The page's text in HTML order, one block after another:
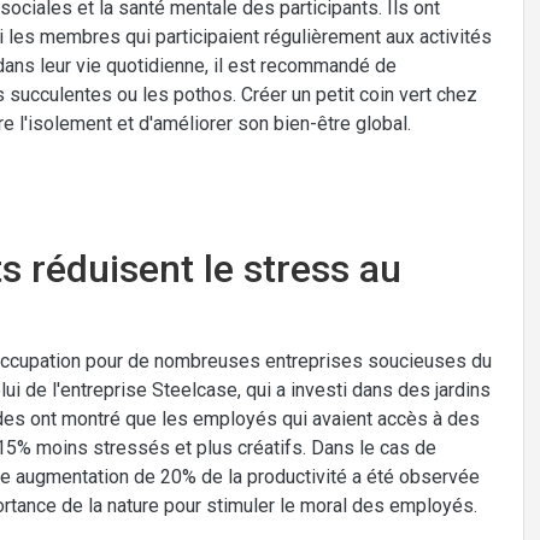
et la santé mentale des participants. Ils ont
membres qui participaient régulièrement aux activités
leur vie quotidienne, il est recommandé de
ou les pothos. Créer un petit coin vert chez
l'isolement et d'améliorer son bien-être global.
réduisent le stress au
pour de nombreuses entreprises soucieuses du
de l'entreprise Steelcase, qui a investi dans des jardins
ont montré que les employés qui avaient accès à des
moins stressés et plus créatifs. Dans le cas de
de 20% de la productivité a été observée
de la nature pour stimuler le moral des employés.